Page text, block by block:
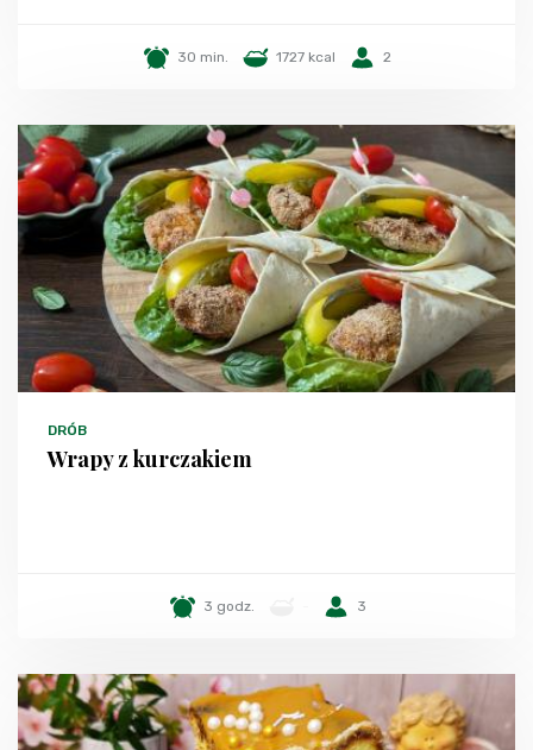
30 min. 1727 kcal 2
DRÓB
Wrapy z kurczakiem
3 godz. 3